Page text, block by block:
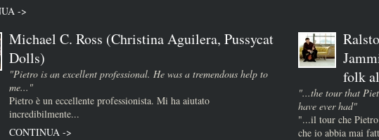
->
Michael C. Ross (Christina Aguilera, Pussycat
Dolls)
"Pietro is an excellent professional. He was a tremendous help to
me..."
Pietro è un eccellente professionista. Mi ha aiutato
incredibilmente...
CONTINUA ->
folk
"...the tour that
have ever had"
"...il tour che
che io abbia mai